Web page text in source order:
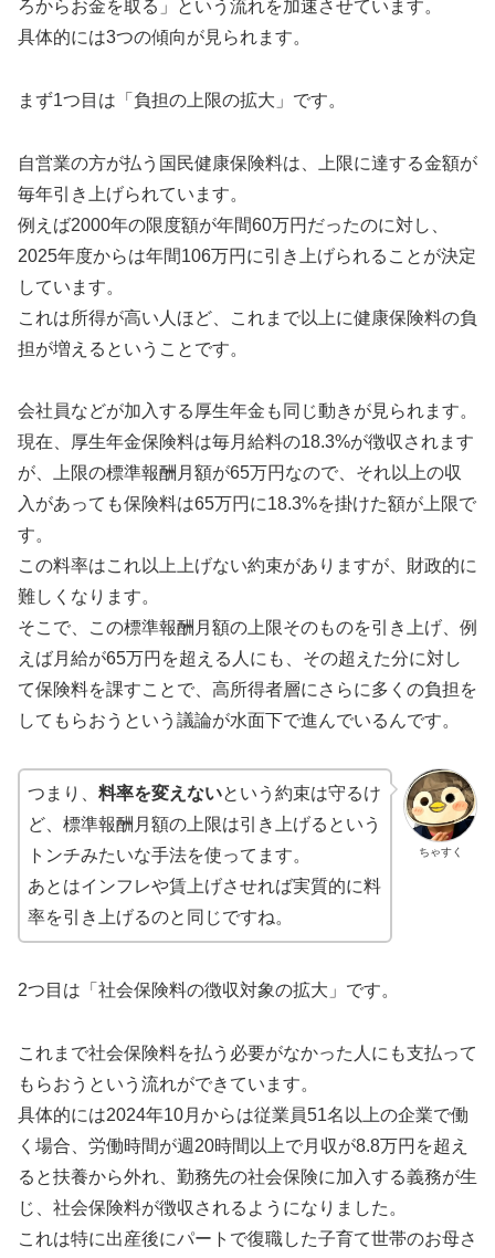
ろからお金を取る」という流れを加速させています。
具体的には3つの傾向が見られます。
まず1つ目は「負担の上限の拡大」です。
自営業の方が払う国民健康保険料は、上限に達する金額が
毎年引き上げられています。
例えば2000年の限度額が年間60万円だったのに対し、
2025年度からは年間106万円に引き上げられることが決定
しています。
これは所得が高い人ほど、これまで以上に健康保険料の負
担が増えるということです。
会社員などが加入する厚生年金も同じ動きが見られます。
現在、厚生年金保険料は毎月給料の18.3%が徴収されます
が、上限の標準報酬月額が65万円なので、それ以上の収
入があっても保険料は65万円に18.3%を掛けた額が上限で
す。
この料率はこれ以上上げない約束がありますが、財政的に
難しくなります。
そこで、この標準報酬月額の上限そのものを引き上げ、例
えば月給が65万円を超える人にも、その超えた分に対し
て保険料を課すことで、高所得者層にさらに多くの負担を
してもらおうという議論が水面下で進んでいるんです。
ちゃすく
つまり、 料率を変えないという約束は守るけ
ど、標準報酬月額の上限は引き上げるという
トンチみたいな手法を使ってます。
あとはインフレや賃上げさせれば実質的に料
率を引き上げるのと同じですね。
2つ目は「社会保険料の徴収対象の拡大」です。
これまで社会保険料を払う必要がなかった人にも支払って
もらおうという流れができています。
具体的には2024年10月からは従業員51名以上の企業で働
く場合、労働時間が週20時間以上で月収が8.8万円を超え
ると扶養から外れ、勤務先の社会保険に加入する義務が生
じ、社会保険料が徴収されるようになりました。
これは特に出産後にパートで復職した子育て世帯のお母さ